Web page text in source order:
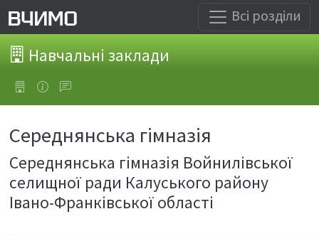
Всі розділи
Навчальні заклади
Середнянська гімназія
Середнянська гімназія Войнилівської
селищної ради Калуського району
Івано-Франківської області